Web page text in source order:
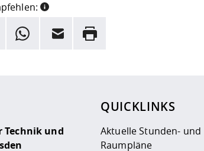
WhatsappE-Mail Drucken
Technik und
QUICKLINKS
Aktuelle Stunden- und
Raumpläne